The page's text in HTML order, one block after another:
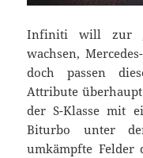
Infiniti will zur
wachsen,
doch passen
Attribute
der S-Klasse mit
Biturbo unter
umkämpfte Felder